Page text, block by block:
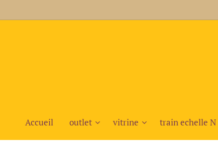
Accueil outlet vitrine train echelle N